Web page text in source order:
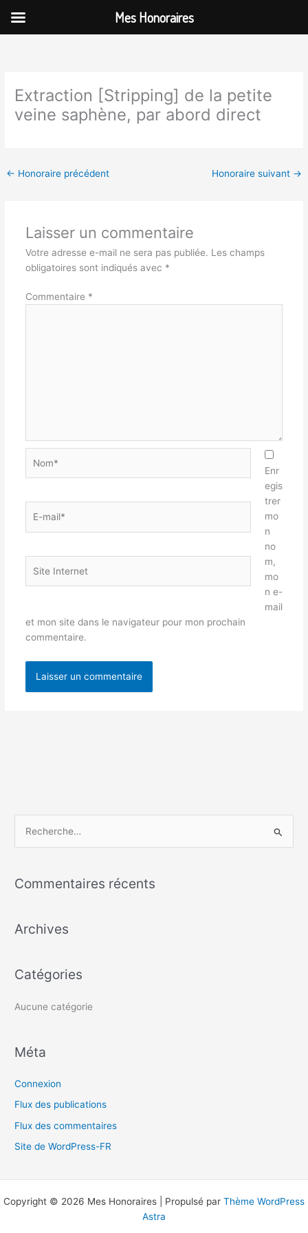
contenu
Extraction [Stripping] de la petite
veine saphène, par abord direct
← Honoraire précédent Honoraire suivant →
Laisser un commentaire
Votre adresse e-mail ne sera pas publiée. Les champs
obligatoires sont indiqués avec *
Commentaire *
mail*
Internet
Enr
egis
trer
mo
n
no
m,
mo
n e-
mail
et mon site dans le navigateur pour mon prochain
commentaire.
h
r
e
r
Commentaires récents
Archives
Catégories
Aucune catégorie
Méta
Connexion
Flux des publications
Flux des commentaires
Site de WordPress-FR
Copyright © 2026 Mes Honoraires | Propulsé par Thème WordPress
Astra
Mes Honoraires